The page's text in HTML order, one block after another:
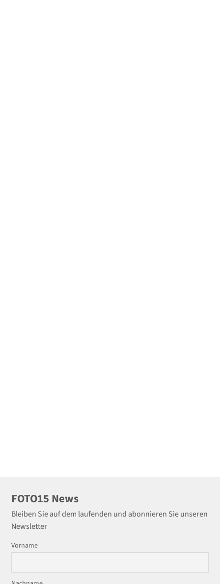
FOTO15 News
Bleiben Sie auf dem laufenden und abonnieren Sie unseren
Newsletter
Vorname